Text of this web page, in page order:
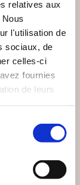
relatives aux
l'utilisation de
sociaux, de
celles-ci
fournies
de leurs
(0 avis)
DE CONTES
POÉSIES